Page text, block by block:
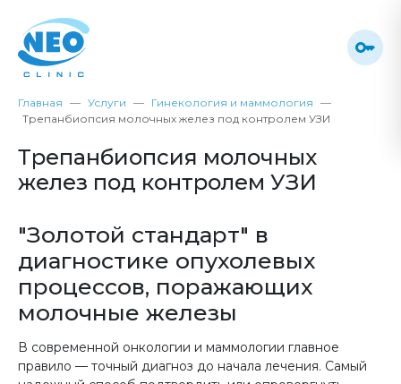
Главная Услуги
Гинекология и маммология
Трепанбиопсия молочных желез под контролем УЗИ
Трепанбиопсия молочных
желез под контролем УЗИ
"Золотой стандарт" в
диагностике опухолевых
процессов, поражающих
молочные железы
В современной онкологии и маммологии главное
правило — точный диагноз до начала лечения. Самый